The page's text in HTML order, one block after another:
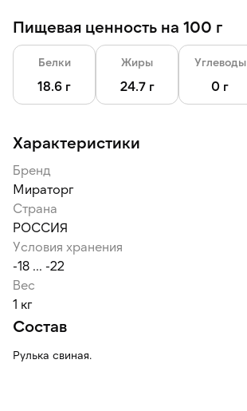
Пищевая ценность на 100 г
Белки
18.6 г
Жиры
24.7 г
Углеводы
0 г
Характеристики
Бренд
Мираторг
Страна
РОССИЯ
Условия хранения
-18 ... -22
Вес
1 кг
Состав
Рулька свиная.